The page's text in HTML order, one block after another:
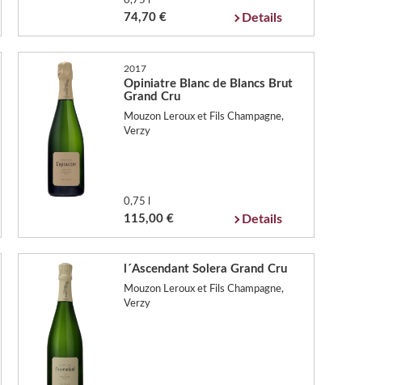
74,70 € Details
2017
Opiniatre Blanc de Blancs Brut
Grand Cru
Mouzon Leroux et Fils Champagne,
Verzy
0,75 l
115,00 € Details
l´Ascendant Solera Grand Cru
Mouzon Leroux et Fils Champagne,
Verzy